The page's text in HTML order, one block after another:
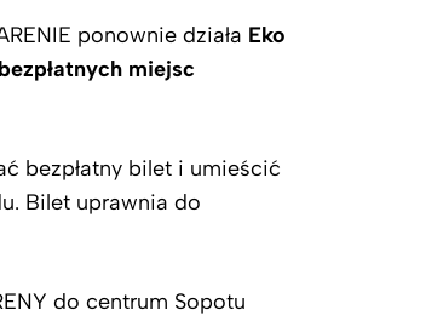
ponownie działa Eko
miejsc
bezpłatny bilet i umieścić
Bilet uprawnia do
do centrum Sopotu